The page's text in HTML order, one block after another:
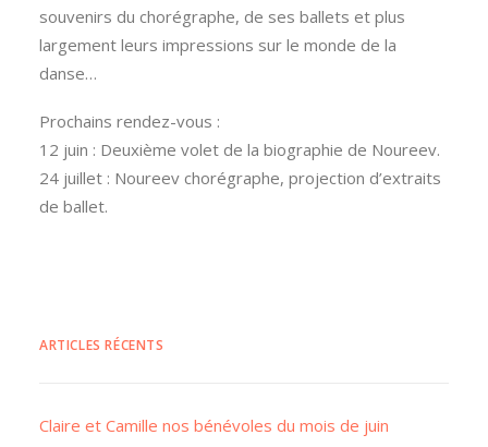
souvenirs du chorégraphe, de ses ballets et plus
largement leurs impressions sur le monde de la
danse…
Prochains rendez-vous :
12 juin : Deuxième volet de la biographie de Noureev.
24 juillet : Noureev chorégraphe, projection d’extraits
de ballet.
ARTICLES RÉCENTS
Claire et Camille nos bénévoles du mois de juin